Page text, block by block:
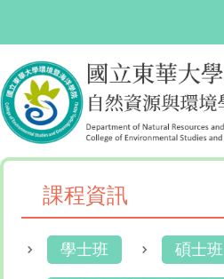
要
內
容
區
課程資訊
學士班 碩士班